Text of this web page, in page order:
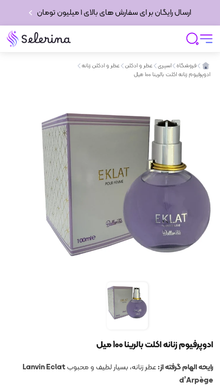
ارسال رایگان بر ای سفارش های بالای 1 میلیون تومان
فروشگاه اسپری عطر و ادکلن
عطر و ادکلن زنانه
ادوپرفیوم زنانه اکلت بالرینا 100 میل
ادوپرفیوم زنانه اکلت بالرینا 100 میل
رایحه الهام گرفته از:عطر زنانه، بسیار لطیف و محبوبLanvin Eclat
d’Arpège